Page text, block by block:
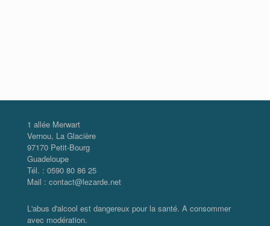
1 allée Merwart
Vernou, La Glacière
97170 Petit-Bourg
Guadeloupe
Tél. : 0590 80 86 25
Mail : contact@lezarde.net
L'abus d'alcool est dangereux pour la santé. A consommer
avec modération.